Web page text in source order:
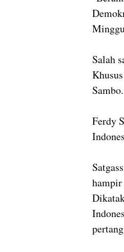
Salah
Sambo.
Ferdy
hampir